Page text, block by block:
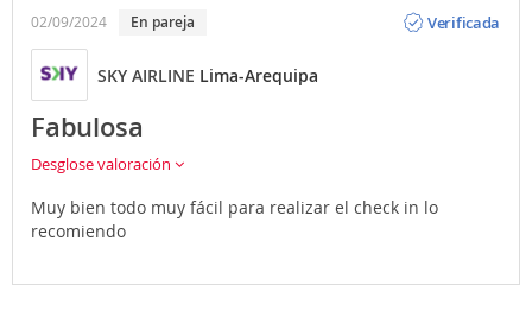
02/09/2024 en pareja
Verificada
SKY AIRLINE Lima-Arequipa
Fabulosa
Desglose valoración
Muy bien todo muy fácil para realizar el check in lo
recomiendo